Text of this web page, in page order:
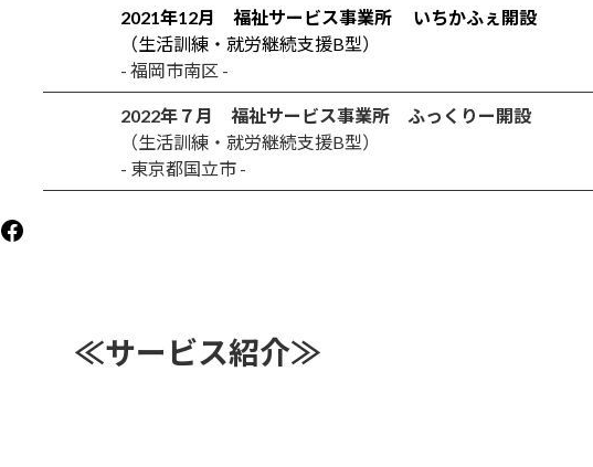
2021年12月 福祉サービス事業所
いちかふぇ開設
（生活訓練・就労継続支援B型）
- 福岡市南区 -
2022年７月 福祉サービス事業所 ふっくりー開設
（生活訓練・就労継続支援B型）
- 東京都国立市 -
Facebook
≪サービス紹介≫